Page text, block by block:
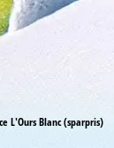
L'Ours Blanc (sparpris)